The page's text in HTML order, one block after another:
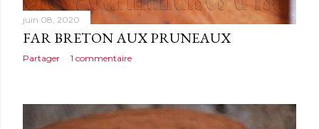
juin 08, 2020
FAR BRETON AUX PRUNEAUX
Partager 1 commentaire